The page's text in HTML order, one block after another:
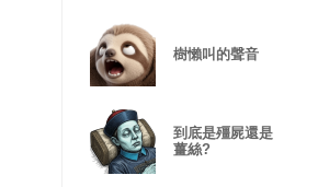
樹懶叫的聲音
到底是殭屍還是
薑絲?